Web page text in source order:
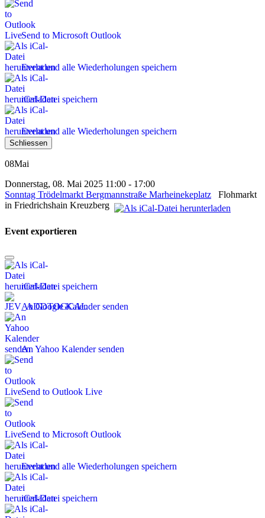
Send to Microsoft Outlook
Event und alle Wiederholungen speichern
iCal-Datei speichern
Event und alle Wiederholungen speichern
Schliessen
08Mai
Donnerstag, 08. Mai 2025 11:00 - 17:00
Sonntag Trödelmarkt Bergmannstraße Marheinekeplatz Flohmarkt
in Friedrichshain Kreuzberg
Event exportieren
iCal-Datei speichern
An Google Kalender senden
An Yahoo Kalender senden
Send to Outlook Live
Send to Microsoft Outlook
Event und alle Wiederholungen speichern
iCal-Datei speichern